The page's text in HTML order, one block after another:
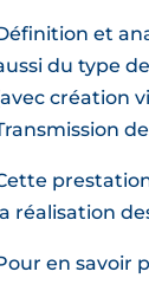
et
du type
création
réalisation
en savoir